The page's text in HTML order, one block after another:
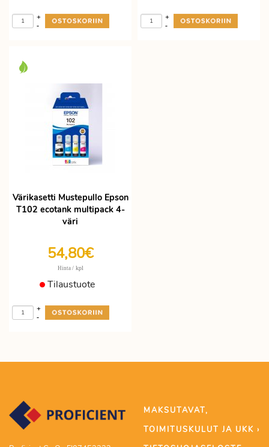
-
+
-
+
Värikasetti Mustepullo Epson
T102 ecotank multipack 4-
väri
54,80€
Hinta / kpl
Tilaustuote
-
+
MAKSUTAVAT,
TOIMITUSKULUT JA UKK ›